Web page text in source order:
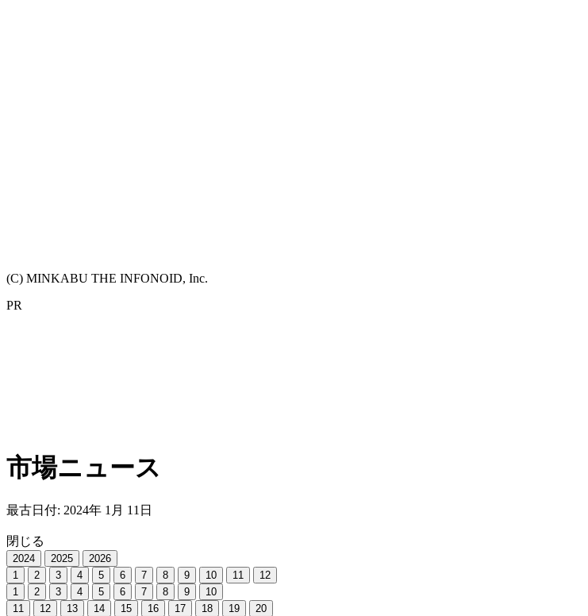
(C) MINKABU THE INFONOID, Inc.
PR
市場ニュース
最古日付: 2024年 1 月 11 日
閉じる
2024 2025
2026
1
2 3 4 5 6 7 8 9 10 11
12
1
2 3 4 5 6 7 8 9
10
11
12 13 14 15 16 17 18 19
20